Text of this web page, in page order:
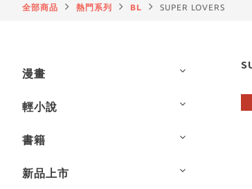
全部商品 熱門系列 BL SUPER LOVERS
漫畫
輕小說
書籍
新品上市